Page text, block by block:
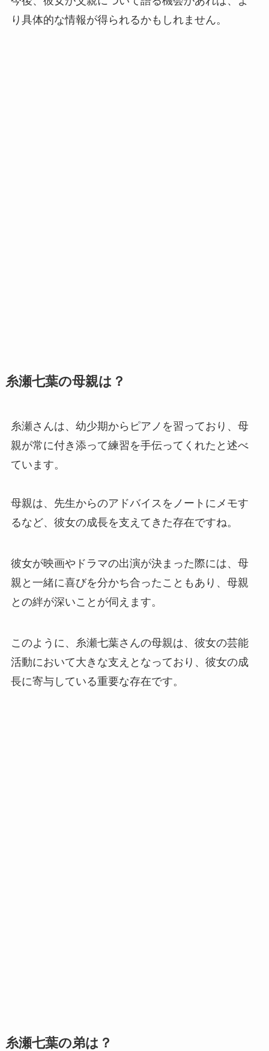
り具体的な情報が得られるかもしれません。
糸瀬七葉の母親は？
糸瀬さんは、幼少期からピアノを習っており、母
親が常に付き添って練習を手伝ってくれたと述べ
ています。
母親は、先生からのアドバイスをノートにメモす
るなど、彼女の成長を支えてきた存在ですね。
彼女が映画やドラマの出演が決まった際には、母
親と一緒に喜びを分かち合ったこともあり、母親
との絆が深いことが伺えます。
このように、糸瀬七葉さんの母親は、彼女の芸能
活動において大きな支えとなっており、彼女の成
長に寄与している重要な存在です。
糸瀬七葉の弟は？